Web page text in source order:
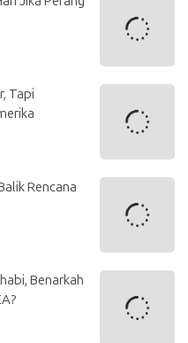
Tapi
Rencana
Benarkah